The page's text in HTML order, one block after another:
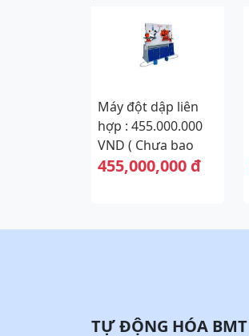
Máy đột dập liên
hợp : 455.000.000
VND ( Chưa bao
gồm thuế VAT 10%)
455,000,000 đ
TỰ ĐỘNG HÓA BMT